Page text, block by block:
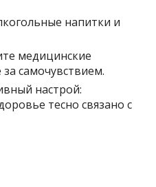
напитки и
медицинские
самочувствием.
настрой:
тесно связано с